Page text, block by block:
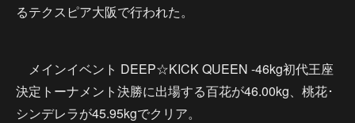
るテクスピア大阪で行われた。
メインイベント DEEP☆KICK QUEEN -46kg初代王座
決定トーナメント決勝に出場する百花が46.00kg、桃花･
シンデレラが45.95kgでクリア。